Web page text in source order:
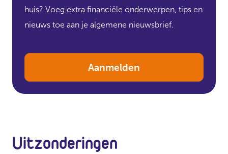
huis? Voeg extra financiële onderwerpen, tips en
nieuws toe aan je algemene nieuwsbrief.
Aanmelden
Uitzonderingen